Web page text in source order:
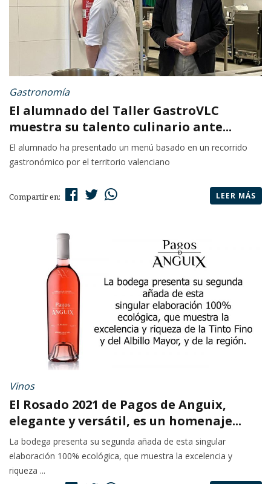
Gastronomía
El alumnado del Taller GastroVLC
muestra su talento culinario ante...
El alumnado ha presentado un menú basado en un recorrido
gastronómico por el territorio valenciano
Compartir en: LEER MÁS
Vinos
El Rosado 2021 de Pagos de Anguix,
elegante y versátil, es un homenaje...
La bodega presenta su segunda añada de esta singular
elaboración 100% ecológica, que muestra la excelencia y
riqueza ...